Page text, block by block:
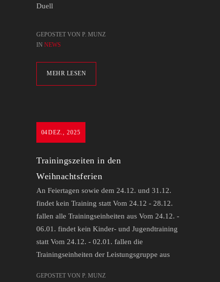
Duell
MEHR LESEN
GEPOSTET VON P. MUNZ
IN NEWS
04DEZ., 2025
Trainingszeiten in den
Weihnachtsferien
An Feiertagen sowie dem 24.12. und 31.12.
findet kein Training statt Vom 24.12 - 28.12.
fallen alle Trainingseinheiten aus Vom 24.12. -
06.01. findet kein Kinder- und Jugendtraining
statt Vom 24.12. - 02.01. fallen die
Trainingseinheiten der Leistungsgruppe aus
GEPOSTET VON P. MUNZ